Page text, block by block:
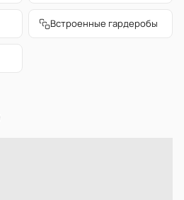
Встроенные гардеробы